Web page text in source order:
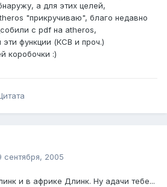
а для этих целей,
"прикручиваю", благо недавно
с pdf на atheros,
функции (КСВ и проч.)
коробочки :)
сентября, 2005
и в африке Длинк. Ну адачи тебе...